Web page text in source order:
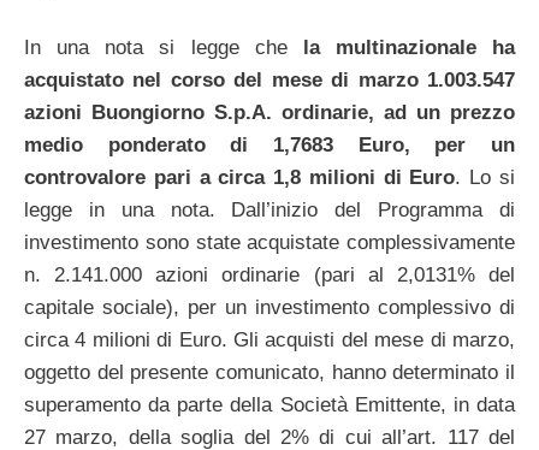
In una nota si legge chela multinazionale ha
acquistato nel corso del mese di marzo 1.003.547
azioni Buongiorno S.p.A. ordinarie, ad un prezzo
medio ponderato di 1,7683 Euro, per un
controvalore pari a circa 1,8 milioni di Euro. Lo si
legge in una nota. Dall’inizio del Programma di
investimento sono state acquistate complessivamente
n. 2.141.000 azioni ordinarie (pari al 2,0131% del
capitale sociale), per un investimento complessivo di
circa 4 milioni di Euro. Gli acquisti del mese di marzo,
oggetto del presente comunicato, hanno determinato il
superamento da parte della Società Emittente, in data
27 marzo, della soglia del 2% di cui all’art. 117 del